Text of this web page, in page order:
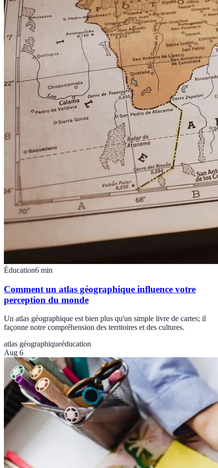
Éducation6 min
Comment un atlas géographique influence votre
perception du monde
Un atlas géographique est bien plus qu'un simple livre de cartes; il
façonne notre compréhension des territoires et des cultures.
atlas géographiqueéducation
Aug 6